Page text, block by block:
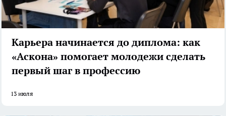
Карьера начинается до диплома: как
«Аскона» помогает молодежи сделать
первый шаг в профессию
13 июля